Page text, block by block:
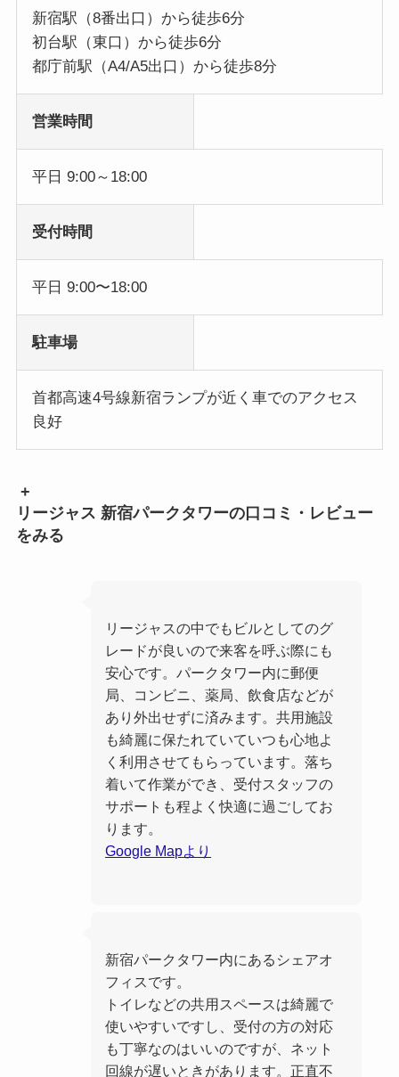
新宿駅（8番出口）から徒歩6分
初台駅（東口）から徒歩6分
都庁前駅（A4/A5出口）から徒歩8分
営業時間
平日 9:00～18:00
受付時間
平日 9:00〜18:00
駐車場
首都高速4号線新宿ランプが近く車でのアクセス
良好
+
リージャス 新宿パークタワーの口コミ・レビュー
をみる
リージャスの中でもビルとしてのグ
レードが良いので来客を呼ぶ際にも
安心です。パークタワー内に郵便
局、コンビニ、薬局、飲食店などが
あり外出せずに済みます。共用施設
も綺麗に保たれていていつも心地よ
く利用させてもらっています。落ち
着いて作業ができ、受付スタッフの
サポートも程よく快適に過ごしてお
ります。
Google Mapより
新宿パークタワー内にあるシェアオ
フィスです。
トイレなどの共用スペースは綺麗で
使いやすいですし、受付の方の対応
も丁寧なのはいいのですが、ネット
回線が遅いときがあります。正直不